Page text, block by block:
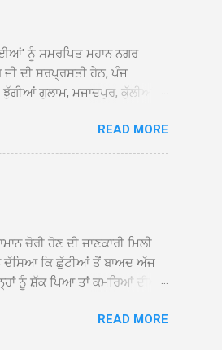
ਨੂੰ ਸਮਰਪਿਤ ਮਹਾਨ ਨਗਰ
ਦੀ ਸਰਪ੍ਰਸਤੀ ਹੇਠ, ਪੰਜ
ਗੁਲਾਮ, ਮਜਾਦਪੁਰ, ਕੁੱਲੀਆਂ,
ਵਿਖੇ ਪਹੁੰਚਣ ’ਤੇ ਮੁੱਖ ਸੇਵਾਦਾਰ
ਕੀਤਾ ਗਿਆ। ਗੁਰਦੁਆਰਾ ਸ੍ਰੀ
ਸਾਹਿਬਾਨ ਤੇ ਨਗਰ ਕੀਰਤਨ ਦੇ
ਸਿਰੋਪਾਓ ਦੇ ਕੇ ਵਿਸ਼ੇਸ਼ ਤੌਰ ’ਤੇ
READ MORE
ਚੋਰੀ ਹੋਣ ਦੀ ਜਾਣਕਾਰੀ ਮਿਲੀ
ਨੇ ਦੱਸਿਆ ਕਿ ਛੁੱਟੀਆਂ ਤੋਂ ਬਾਅਦ ਅੱਜ
ਨੂੰ ਸ਼ੱਕ ਪਿਆ ਤਾਂ ਕਮਰਿਆਂ ਦੀਆਂ
ਸਭ ਠੀਕ ਸੀ। ਚੋਰੀ ਦੀ ਘਟਨਾ
ਕੌਰ, ਕਮਲਪ੍ਰੀਤ ਕੌਰ ਅਤੇ ਹਰਵਿੰਦਰ
READ MORE